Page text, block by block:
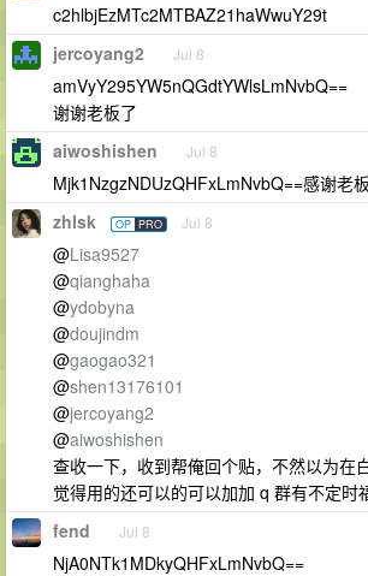
c2hlbjEzMTc2MTBAZ21haWwuY29t
jercoyang2 Jul 8
amVyY295YW5nQGdtYWlsLmNvbQ==
谢谢老板了
aiwoshishen Jul 8
Mjk1NzgzNDUzQHFxLmNvbQ==感谢老板
zhlsk OP PRO Jul 8
@Lisa9527
@qianghaha
@ydobyna
@doujindm
@gaogao321
@shen13176101
@jercoyang2
@aiwoshishen
查收一下，收到帮俺回个贴，不然以为在
觉得用的还可以的可以加加 q 群有不定时
fend Jul 8
NjA0NTk1MDkyQHFxLmNvbQ==